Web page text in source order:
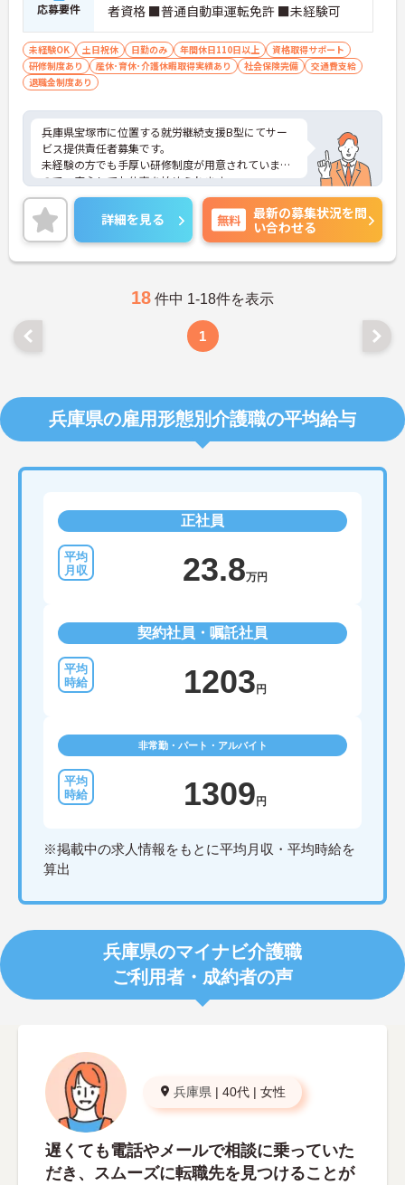
応募要件
者資格 ■普通自動車運転免許 ■未経験可
未経験OK 土日祝休 日勤のみ 年間休日110日以上
資格取得サポート
研修制度あり
産休･育休･介護休暇取得実績あり 社会保険完備
交通費支給
退職金制度あり
兵庫県宝塚市に位置する就労継続支援B型にてサー
ビス提供責任者募集です。
未経験の方でも手厚い研修制度が用意されています
ので、安心してお仕事を始められます。
ご興味のある方には、面接対策ポイントなど、さら
に詳細をお話いたしますので、お気軽にご相談くだ
さい。
詳細を見る 無料
最新の募集状況を問
い合わせる
18 件中 1-18件を表示
1
兵庫県の雇用形態別介護職の平均給与
正社員
23.8万円
契約社員・嘱託社員
1203円
非常勤・パート・アルバイト
1309円
※掲載中の求人情報をもとに平均月収・平均時給を
算出
兵庫県のマイナビ介護職
ご利用者・成約者の声
兵庫県 | 40代 | 女性
遅くても電話やメールで相談に乗っていた
だき、スムーズに転職先を見つけることが